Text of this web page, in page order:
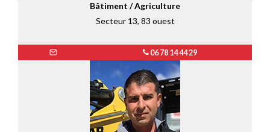
Bâtiment / Agriculture
Secteur 13, 83 ouest
06 78 14 44 29